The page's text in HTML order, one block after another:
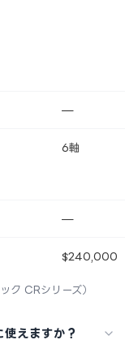
—
6軸
—
$240,000
ク CRシリーズ）
えますか？